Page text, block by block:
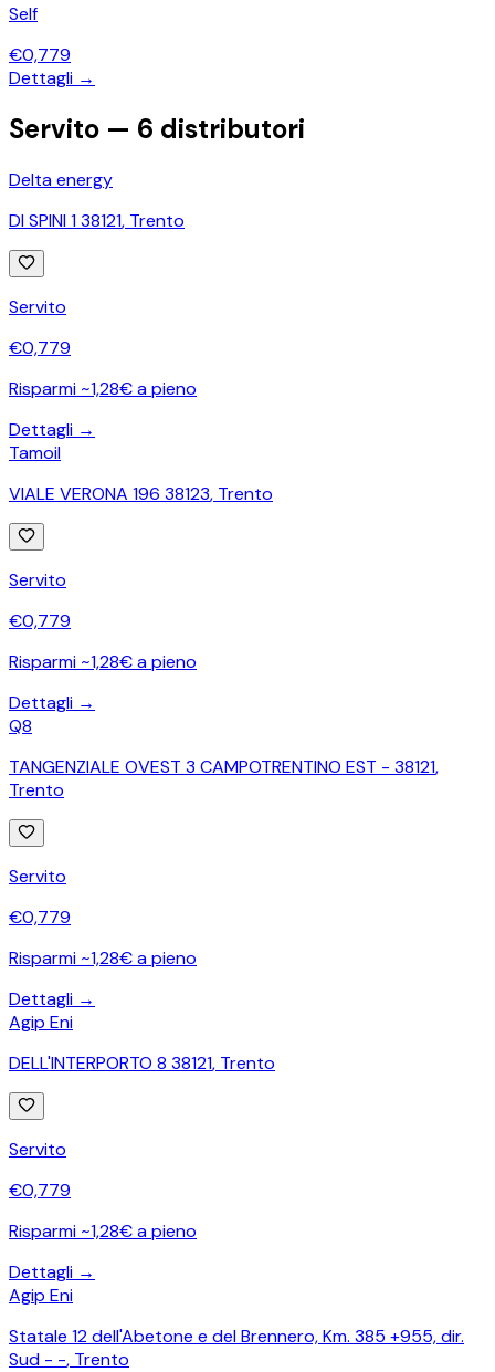
Self
€0,779
Dettagli →
Servito — 6 distributori
Delta energy
DI SPINI 1 38121, Trento
Servito
€0,779
Risparmi ~1,28€ a pieno
Dettagli →
Tamoil
VIALE VERONA 196 38123, Trento
Servito
€0,779
Risparmi ~1,28€ a pieno
Dettagli →
Q8
TANGENZIALE OVEST 3 CAMPOTRENTINO EST - 38121,
Trento
Servito
€0,779
Risparmi ~1,28€ a pieno
Dettagli →
Agip Eni
DELL'INTERPORTO 8 38121, Trento
Servito
€0,779
Risparmi ~1,28€ a pieno
Dettagli →
Agip Eni
Statale 12 dell'Abetone e del Brennero, Km. 385 +955, dir.
Sud - -, Trento